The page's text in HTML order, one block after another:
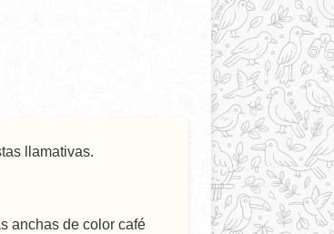
llamativas.
anchas de color café